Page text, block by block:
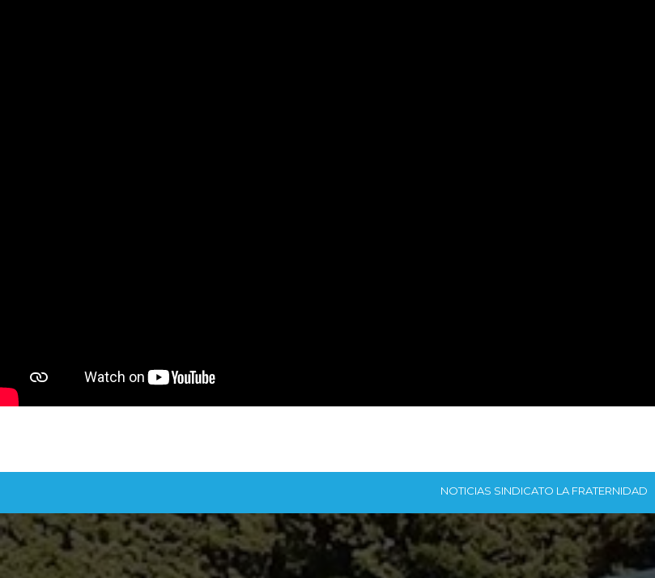
NOTICIAS SINDICATO LA FRATERNIDAD